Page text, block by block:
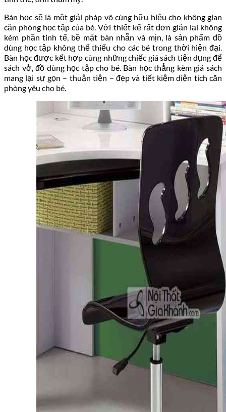
Bàn học sẽ là một giải pháp vô cùng hữu hiệu cho không gian
căn phòng học tập của bé. Với thiết kế rất đơn giản lại không
kém phần tinh tế, bề mặt bàn nhẵn và mịn, là sản phẩm đồ
dùng học tập không thể thiếu cho các bé trong thời hiện đại.
Bàn học được kết hợp cùng những chiếc giá sách tiện dụng để
sách vở, đồ dùng học tập cho bé. Bàn học thẳng kèm giá sách
mang lại sự gọn – thuận tiện – đẹp và tiết kiệm diện tích căn
phòng yêu cho bé.